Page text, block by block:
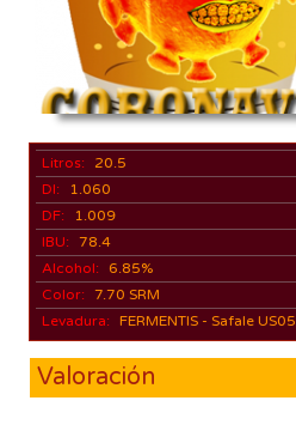
Litros:
20.5
DI:
1.060
DF:
1.009
IBU: 78.4
Alcohol:
6.85%
Color: 7.70 SRM
Levadura: FERMENTIS - Safale US05
Valoración